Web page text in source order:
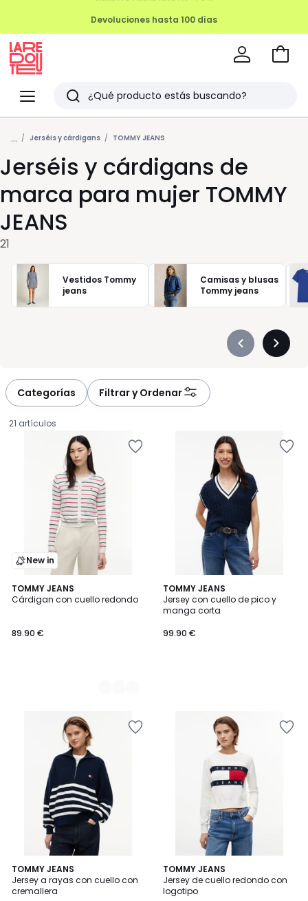
Devoluciones hasta 100 días
Menu
Redoute
Buscar
Últimos
artículos
vistos
Ir
... Jerséis y cárdigans TOMMY JEANS
Jerséis y cárdigans de
marca para mujer TOMMY
JEANS
21
Vestidos Tommy
jeans
Camisas y blusas
Tommy jeans
Précédent
Categorías Filtrar y Ordenar
21 artículos
New in
TOMMY JEANS
Cárdigan con cuello redondo
€.
89.90 €
2
Colores
TOMMY JEANS
Jersey con cuello de pico y
manga corta
99.90 €
TOMMY JEANS
Jersey a rayas con cuello con
cremallera
TOMMY JEANS
Jersey de cuello redondo con
logotipo
2
Colores